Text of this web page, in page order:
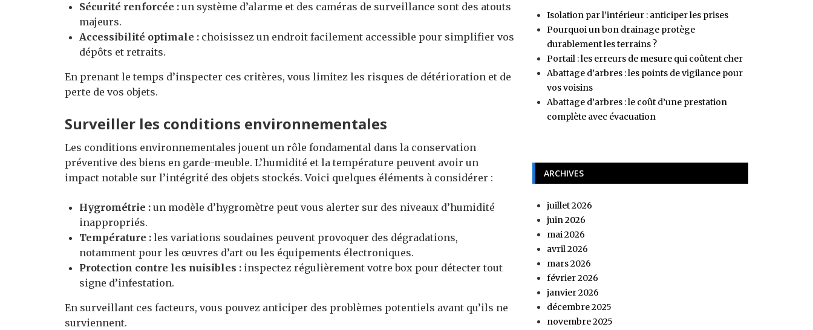
Sécurité renforcée : un système d’alarme et des caméras de surveillance sont des atouts
majeurs.
Accessibilité optimale : choisissez un endroit facilement accessible pour simplifier vos
dépôts et retraits.
En prenant le temps d’inspecter ces critères, vous limitez les risques de détérioration et de
perte de vos objets.
Surveiller les conditions environnementales
Les conditions environnementales jouent un rôle fondamental dans la conservation
préventive des biens en garde-meuble. L’humidité et la température peuvent avoir un
impact notable sur l’intégrité des objets stockés. Voici quelques éléments à considérer :
Hygrométrie : un modèle d’hygromètre peut vous alerter sur des niveaux d’humidité
inappropriés.
Température : les variations soudaines peuvent provoquer des dégradations,
notamment pour les œuvres d’art ou les équipements électroniques.
Protection contre les nuisibles : inspectez régulièrement votre box pour détecter tout
signe d’infestation.
En surveillant ces facteurs, vous pouvez anticiper des problèmes potentiels avant qu’ils ne
surviennent.
Isolation par l’intérieur : anticiper les prises
Pourquoi un bon drainage protège
durablement les terrains ?
Portail : les erreurs de mesure qui coûtent cher
Abattage d’arbres : les points de vigilance pour
vos voisins
Abattage d’arbres : le coût d’une prestation
complète avec évacuation
ARCHIVES
juillet 2026
juin 2026
mai 2026
avril 2026
mars 2026
février 2026
janvier 2026
décembre 2025
novembre 2025